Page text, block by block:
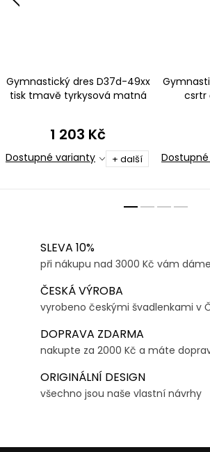
Gymnastický dres D37d-49xx
tisk tmavě tyrkysová matná
1 203 Kč
Dostupné varianty + další
csrtr
SLEVA 10%
při nákupu nad 3000 Kč vám dáme
ČESKÁ VÝROBA
vyrobeno českými švadlenkami v
DOPRAVA ZDARMA
nakupte za 2000 Kč a máte
ORIGINÁLNÍ DESIGN
všechno jsou naše vlastní návrhy